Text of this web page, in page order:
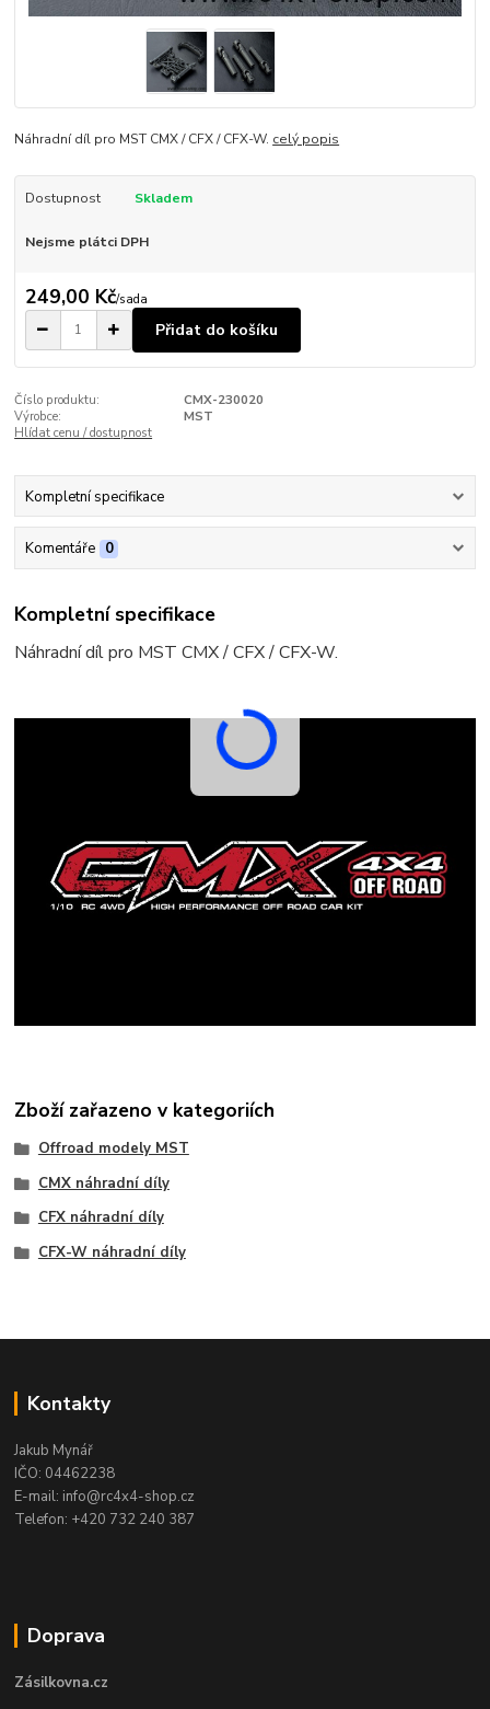
Náhradní díl pro MST CMX / CFX / CFX-W. celý popis
Dostupnost Skladem
Nejsme plátci DPH
249,00 Kč/sada
Přidat do košíku
Číslo produktu:
CMX-230020
Výrobce:
MST
Hlídat cenu / dostupnost
Kompletní specifikace
Komentáře 0
Kompletní specifikace
Náhradní díl pro MST CMX / CFX / CFX-W.
Zboží zařazeno v kategoriích
Offroad modely MST
CMX náhradní díly
CFX náhradní díly
CFX-W náhradní díly
Kontakty
Jakub Mynář
IČO: 04462238
E-mail: info@rc4x4-shop.cz
Telefon: +420 732 240 387
Doprava
Zásilkovna.cz